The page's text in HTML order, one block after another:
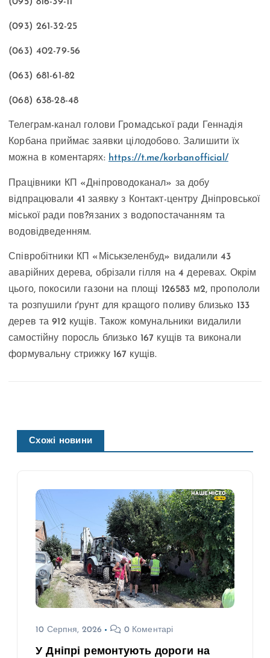
(093) 261-32-25
(063) 402-79-56
(063) 681-61-82
(068) 638-28-48
Телеграм-канал голови Громадської ради Геннадія
Корбана приймає заявки цілодобово. Залишити їх
можна в коментарях: https://t.me/korbanofficial/
Працівники КП «Дніпроводоканал» за добу
відпрацювали 41 заявку з Контакт-центру Дніпровської
міської ради пов?язаних з водопостачанням та
водовідведенням.
Співробітники КП «Міськзеленбуд» видалили 43
аварійних дерева, обрізали гілля на 4 деревах. Окрім
цього, покосили газони на площі 126583 м2, пропололи
та розпушили ґрунт для кращого поливу близько 133
дерев та 912 кущів. Також комунальники видалили
самостійну поросль близько 167 кущів та виконали
формувальну стрижку 167 кущів.
Схожі новини
10 Серпня, 2026 0 Коментарі
У Дніпрі ремонтують дороги на